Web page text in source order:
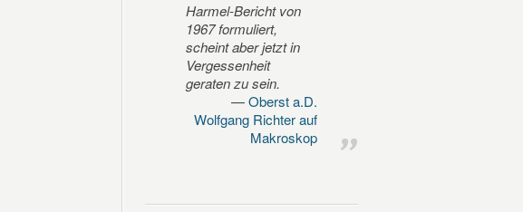
Harmel-Bericht von
1967 formuliert,
scheint aber jetzt in
Vergessenheit
geraten zu sein.
Oberst a.D.
Wolfgang Richter auf
Makroskop